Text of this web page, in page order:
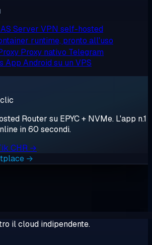
Server VPN self-hosted
runtime, pronto all'uso
Proxy nativo Telegram
App Android su un VPS
Router su EPYC + NVMe. L'app n.1
in 60 secondi.
CHR →
→
il cloud indipendente.